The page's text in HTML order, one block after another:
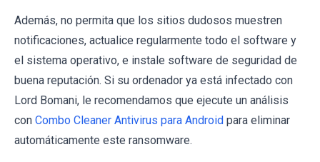
Además, no permita que los sitios dudosos muestren
notificaciones, actualice regularmente todo el software y
el sistema operativo, e instale software de seguridad de
buena reputación. Si su ordenador ya está infectado con
Lord Bomani, le recomendamos que ejecute un análisis
con Combo Cleaner Antivirus para Android para eliminar
automáticamente este ransomware.